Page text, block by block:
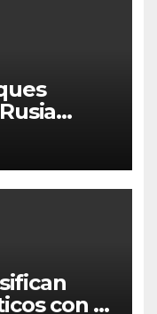
tensión
con la